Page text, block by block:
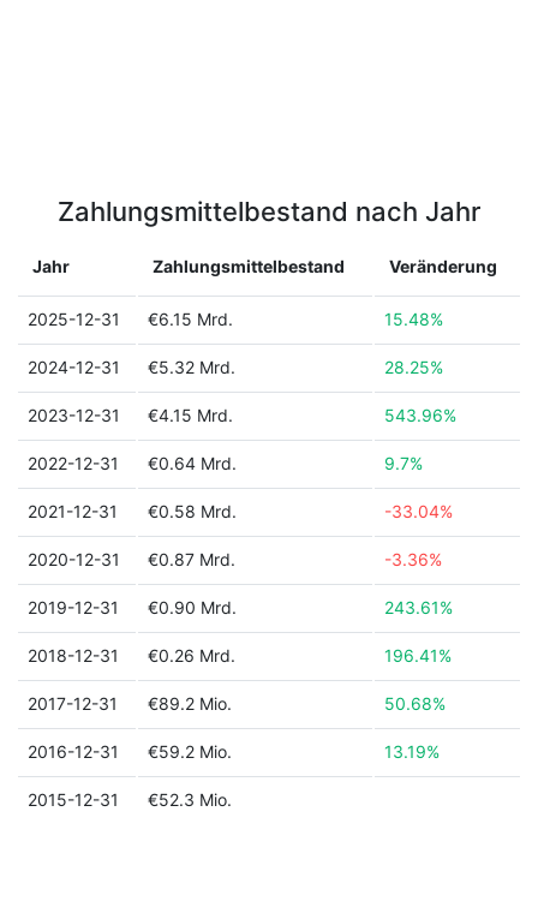
Zahlungsmittelbestand nach Jahr
Jahr Zahlungsmittelbestand Veränderung
2025-12-31 €6.15 Mrd. 15.48%
2024-12-31 €5.32 Mrd. 28.25%
2023-12-31 €4.15 Mrd. 543.96%
2022-12-31 €0.64 Mrd. 9.7%
2021-12-31 €0.58 Mrd. -33.04%
2020-12-31 €0.87 Mrd. -3.36%
2019-12-31 €0.90 Mrd. 243.61%
2018-12-31 €0.26 Mrd. 196.41%
2017-12-31 €89.2 Mio. 50.68%
2016-12-31 €59.2 Mio. 13.19%
2015-12-31 €52.3 Mio.